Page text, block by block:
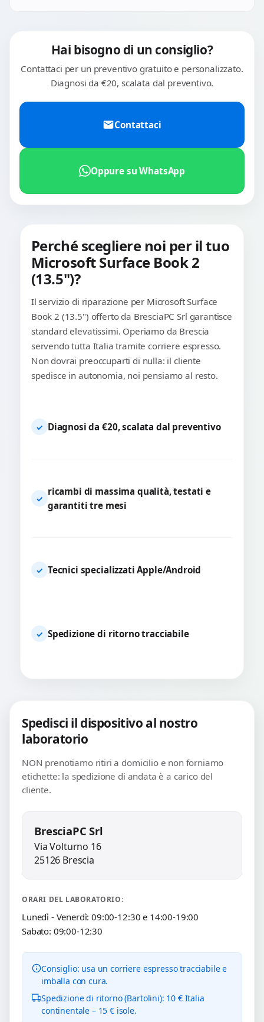
Hai bisogno di un consiglio?
Contattaci per un preventivo gratuito e personalizzato.
Diagnosi da €20, scalata dal preventivo.
Contattaci
Oppure su WhatsApp
Perché scegliere noi per il tuo
Microsoft Surface Book 2
(13.5")?
Il servizio di riparazione per Microsoft Surface
Book 2 (13.5") offerto da BresciaPC Srl garantisce
standard elevatissimi. Operiamo da Brescia
servendo tutta Italia tramite corriere espresso.
Non dovrai preoccuparti di nulla: il cliente
spedisce in autonomia, noi pensiamo al resto.
✓ Diagnosi da €20, scalata dal preventivo
✓
ricambi di massima qualità, testati e
garantiti tre mesi
✓ Tecnici specializzati Apple/Android
✓ Spedizione di ritorno tracciabile
Spedisci il dispositivo al nostro
laboratorio
NON prenotiamo ritiri a domicilio e non forniamo
etichette: la spedizione di andata è a carico del
cliente.
BresciaPC Srl
Via Volturno 16
25126 Brescia
ORARI DEL LABORATORIO:
Lunedì - Venerdì: 09:00-12:30 e 14:00-19:00
Sabato: 09:00-12:30
Consiglio: usa un corriere espresso tracciabile e
imballa con cura.
Spedizione di ritorno (Bartolini): 10 € Italia
continentale – 15 € isole.